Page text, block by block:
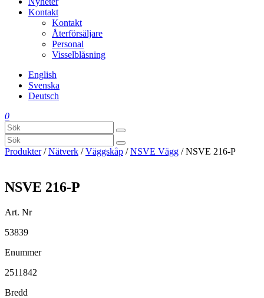
Kontakt
Kontakt
Återförsäljare
Personal
Visselblåsning
English
Svenska
Deutsch
0
Produkter/Nätverk /Väggskåp /NSVE Vägg / NSVE 216-P
NSVE 216-P
Art. Nr
53839
Enummer
2511842
Bredd